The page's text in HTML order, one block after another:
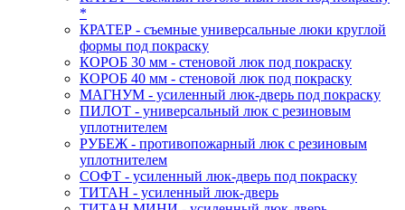
*
КРАТЕР - съемные универсальные люки круглой
формы под покраску
КОРОБ 30 мм - стеновой люк под покраску
КОРОБ 40 мм - стеновой люк под покраску
МАГНУМ - усиленный люк-дверь под покраску
ПИЛОТ - универсальный люк с резиновым
уплотнителем
РУБЕЖ - противопожарный люк с резиновым
уплотнителем
СОФТ - усиленный люк-дверь под покраску
ТИТАН - усиленный люк-дверь